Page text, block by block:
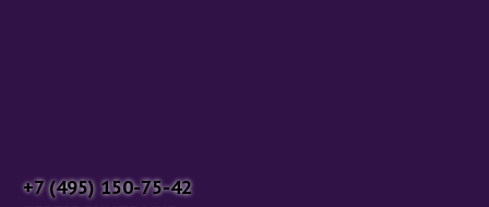
+7 (495) 150-75-42